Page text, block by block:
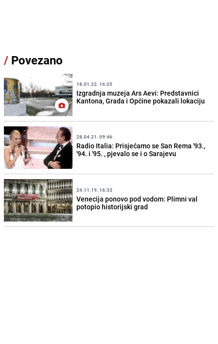
/ Povezano
18.01.22. 16:25
Izgradnja muzeja Ars Aevi: Predstavnici
Kantona, Grada i Općine pokazali lokaciju
28.04.21. 09:46
Radio Italia: Prisjećamo se San Rema '93.,
'94. i '95. , pjevalo se i o Sarajevu
24.11.19. 16:33
Venecija ponovo pod vodom: Plimni val
potopio historijski grad